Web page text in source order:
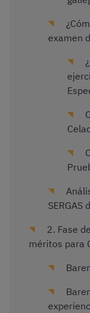
examen
2. Fase
méritos para